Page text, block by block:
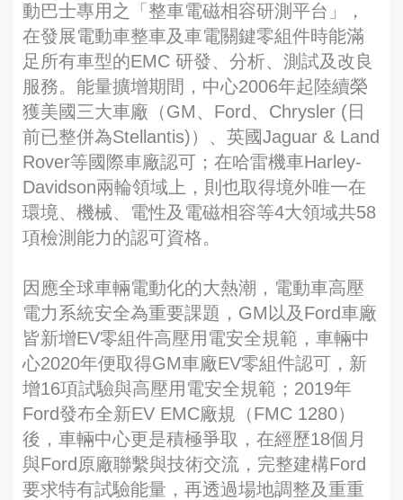
動巴士專用之「整車電磁相容研測平台」，
在發展電動車整車及車電關鍵零組件時能滿
足所有車型的EMC 研發、分析、測試及改良
服務。能量擴增期間，中心2006年起陸續榮
獲美國三大車廠（GM、Ford、Chrysler (日
前已整併為Stellantis)）、英國Jaguar & Land
Rover等國際車廠認可；在哈雷機車Harley-
Davidson兩輪領域上，則也取得境外唯一在
環境、機械、電性及電磁相容等4大領域共58
項檢測能力的認可資格。
因應全球車輛電動化的大熱潮，電動車高壓
電力系統安全為重要課題，GM以及Ford車廠
皆新增EV零組件高壓用電安全規範，車輛中
心2020年便取得GM車廠EV零組件認可，新
增16項試驗與高壓用電安全規範；2019年
Ford發布全新EV EMC廠規（FMC 1280）
後，車輛中心更是積極爭取，在經歷18個月
與Ford原廠聯繫與技術交流，完整建構Ford
要求特有試驗能量，再透過場地調整及重重